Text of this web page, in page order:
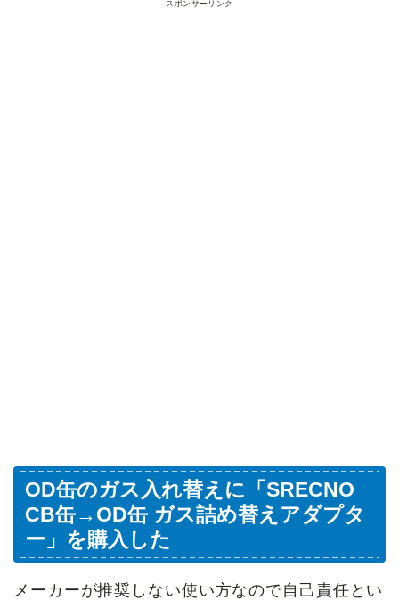
スポンサーリンク
OD缶のガス入れ替えに「SRECNO
CB缶→OD缶 ガス詰め替えアダプタ
ー」を購入した
メーカーが推奨しない使い方なので自己責任とい